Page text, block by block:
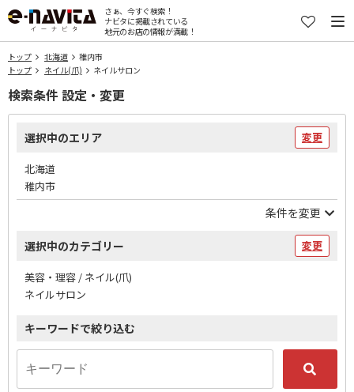
さぁ、今すぐ検索！
ナビタに掲載されている
地元のお店の情報が満載！
トップ 北海道
稚内市
トップ
ネイル(爪) ネイルサロン
検索条件 設定・変更
選択中のエリア 変更
北海道
稚内市
条件を変更
選択中のカテゴリー 変更
美容・理容 / ネイル(爪)
ネイルサロン
キーワードで絞り込む